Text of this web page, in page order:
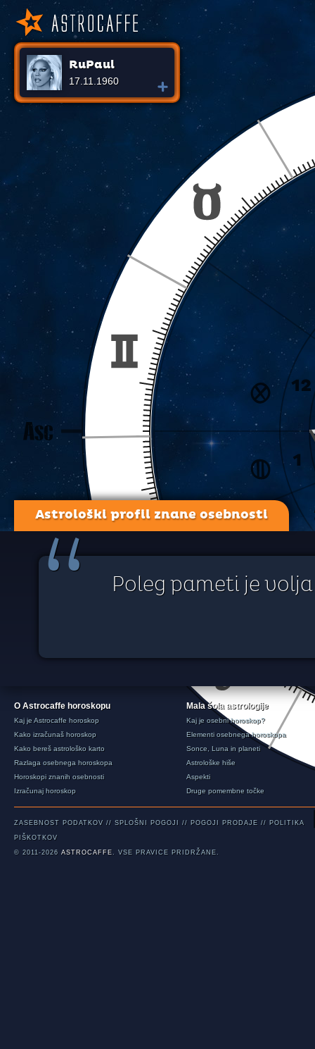
RuPaul
17.11.1960
Astrološki profil znane osebnosti
“ Poleg pameti je
O Astrocaffe horoskopu
Kaj je Astrocaffe horoskop
Kako izračunaš horoskop
Kako bereš astrološko karto
Razlaga osebnega horoskopa
Horoskopi znanih osebnosti
Izračunaj horoskop
Mala šola astrologije
Kaj je osebni horoskop?
Elementi osebnega horoskopa
Sonce, Luna in planeti
Astrološke hiše
Aspekti
Druge pomembne točke
ZASEBNOST PODATKOV // SPLOŠNI POGOJI // POGOJI PRODAJE // POLITIKA
PIŠKOTKOV
© 2011-2026 ASTROCAFFE. VSE PRAVICE PRIDRŽANE.